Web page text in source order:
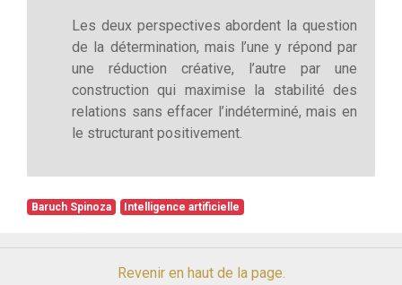
Les deux perspectives abordent la question
de la détermination, mais l’une y répond par
une réduction créative, l’autre par une
construction qui maximise la stabilité des
relations sans effacer l’indéterminé, mais en
le structurant positivement.
Baruch Spinoza Intelligence artificielle
Revenir en haut de la page.